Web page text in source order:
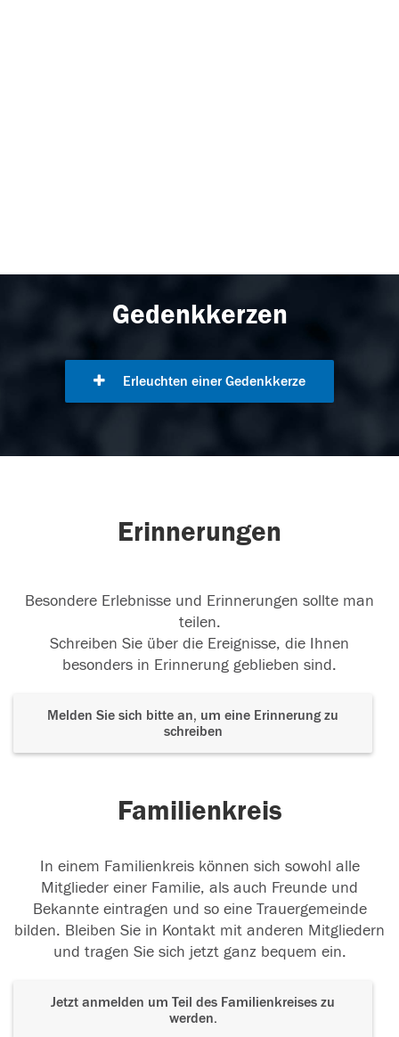
Gedenkkerzen
Erleuchten einer Gedenkkerze
Erinnerungen
Besondere Erlebnisse und Erinnerungen sollte man
teilen.
Schreiben Sie über die Ereignisse, die Ihnen
besonders in Erinnerung geblieben sind.
Melden Sie sich bitte an, um eine Erinnerung zu
schreiben
Familienkreis
In einem Familienkreis können sich sowohl alle
Mitglieder einer Familie, als auch Freunde und
Bekannte eintragen und so eine Trauergemeinde
bilden. Bleiben Sie in Kontakt mit anderen Mitgliedern
und tragen Sie sich jetzt ganz bequem ein.
Jetzt anmelden um Teil des Familienkreises zu
werden.